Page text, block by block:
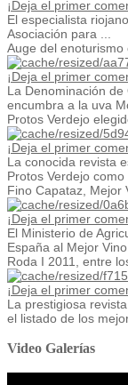
¡Deja el primer
El especialista
Asociación para ...
Auge del enoturismo
¡Deja el primer
La Denominación
encumbra a la uva
Protos Verdejo
¡Deja el primer
La conocida revista
Protos Verdejo como
Fino Capataz, Mejor
¡Deja el primer
El Ministerio de
España al Mejor Vino
Roda I 2011, entre
¡Deja el primer
La prestigiosa
el listado de los
Video Galerías